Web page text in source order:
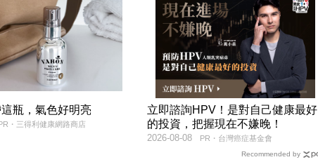
瓶，氣色好明亮
PR・三得利健康網路商店
立即諮詢HPV！是對自己健康最好
的投資，把握現在不嫌晚！
PR・台灣癌症基金會
2026-08-08
Recommended by